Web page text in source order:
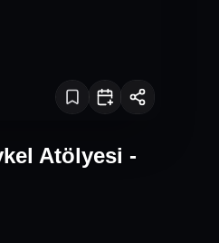
Atölyesi -